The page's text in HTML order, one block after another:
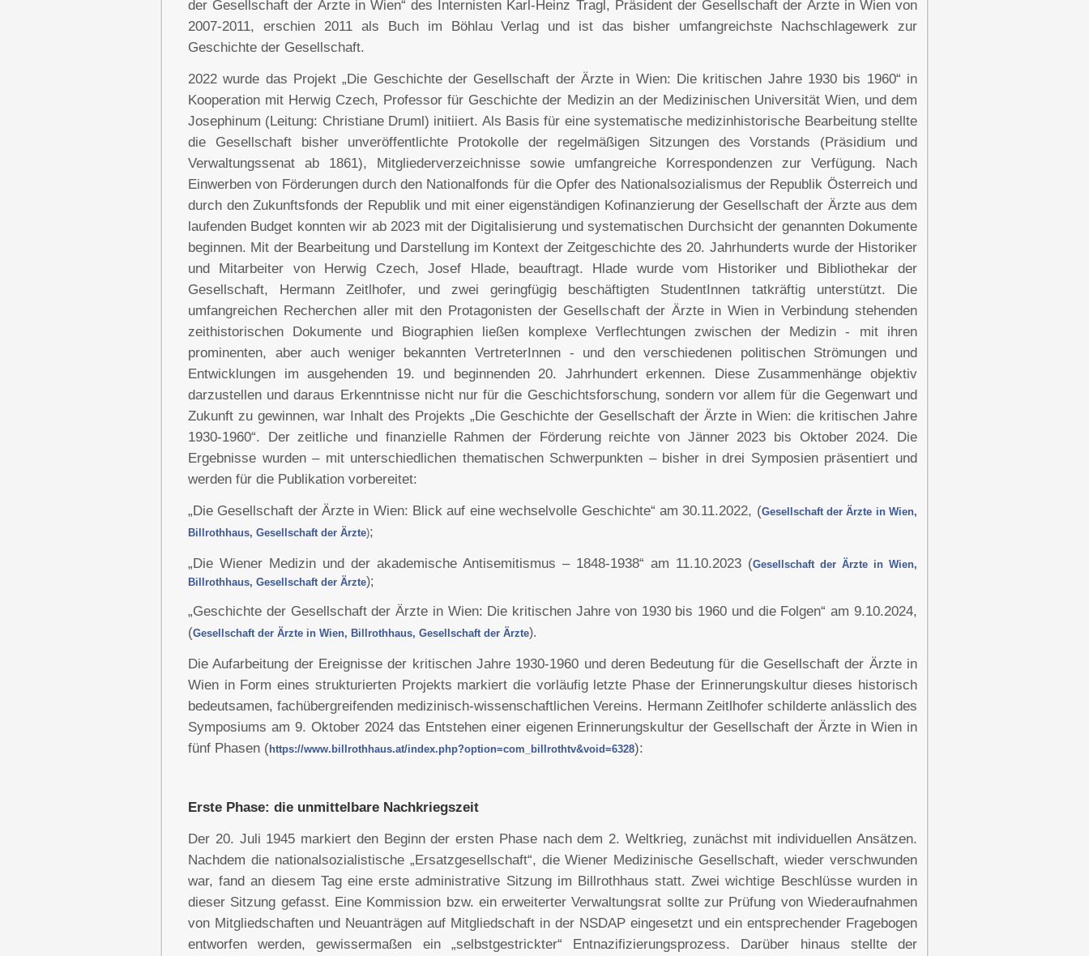
der Gesellschaft der Ärzte in Wien“ des Internisten Karl-Heinz Tragl, Präsident der Gesellschaft der Ärzte in Wien von
2007-2011, erschien 2011 als Buch im Böhlau Verlag und ist das bisher umfangreichste Nachschlagewerk zur
Geschichte der Gesellschaft.
2022 wurde das Projekt „Die Geschichte der Gesellschaft der Ärzte in Wien: Die kritischen Jahre 1930 bis 1960“ in
Kooperation mit Herwig Czech, Professor für Geschichte der Medizin an der Medizinischen Universität Wien, und dem
Josephinum (Leitung: Christiane Druml) initiiert. Als Basis für eine systematische medizinhistorische Bearbeitung stellte
die Gesellschaft bisher unveröffentlichte Protokolle der regelmäßigen Sitzungen des Vorstands (Präsidium und
Verwaltungssenat ab 1861), Mitgliederverzeichnisse sowie umfangreiche Korrespondenzen zur Verfügung. Nach
Einwerben von Förderungen durch den Nationalfonds für die Opfer des Nationalsozialismus der Republik Österreich und
durch den Zukunftsfonds der Republik und mit einer eigenständigen Kofinanzierung der Gesellschaft der Ärzte aus dem
laufenden Budget konnten wir ab 2023 mit der Digitalisierung und systematischen Durchsicht der genannten Dokumente
beginnen. Mit der Bearbeitung und Darstellung im Kontext der Zeitgeschichte des 20. Jahrhunderts wurde der Historiker
und Mitarbeiter von Herwig Czech, Josef Hlade, beauftragt. Hlade wurde vom Historiker und Bibliothekar der
Gesellschaft, Hermann Zeitlhofer, und zwei geringfügig beschäftigten StudentInnen tatkräftig unterstützt. Die
umfangreichen Recherchen aller mit den Protagonisten der Gesellschaft der Ärzte in Wien in Verbindung stehenden
zeithistorischen Dokumente und Biographien ließen komplexe Verflechtungen zwischen der Medizin - mit ihren
prominenten, aber auch weniger bekannten VertreterInnen - und den verschiedenen politischen Strömungen und
Entwicklungen im ausgehenden 19. und beginnenden 20. Jahrhundert erkennen. Diese Zusammenhänge objektiv
darzustellen und daraus Erkenntnisse nicht nur für die Geschichtsforschung, sondern vor allem für die Gegenwart und
Zukunft zu gewinnen, war Inhalt des Projekts „Die Geschichte der Gesellschaft der Ärzte in Wien: die kritischen Jahre
1930-1960“. Der zeitliche und finanzielle Rahmen der Förderung reichte von Jänner 2023 bis Oktober 2024. Die
Ergebnisse wurden – mit unterschiedlichen thematischen Schwerpunkten – bisher in drei Symposien präsentiert und
werden für die Publikation vorbereitet:
„Die Gesellschaft der Ärzte in Wien: Blick auf eine wechselvolle Geschichte“ am 30.11.2022, (Gesellschaft der Ärzte in Wien,
Billrothhaus, Gesellschaft der Ärzte);
„Die Wiener Medizin und der akademische Antisemitismus – 1848-1938“ am 11.10.2023 (Gesellschaft der Ärzte in Wien,
Billrothhaus, Gesellschaft der Ärzte);
„Geschichte der Gesellschaft der Ärzte in Wien: Die kritischen Jahre von 1930 bis 1960 und die Folgen“ am 9.10.2024,
(Gesellschaft der Ärzte in Wien, Billrothhaus, Gesellschaft der Ärzte).
Die Aufarbeitung der Ereignisse der kritischen Jahre 1930-1960 und deren Bedeutung für die Gesellschaft der Ärzte in
Wien in Form eines strukturierten Projekts markiert die vorläufig letzte Phase der Erinnerungskultur dieses historisch
bedeutsamen, fachübergreifenden medizinisch-wissenschaftlichen Vereins. Hermann Zeitlhofer schilderte anlässlich des
Symposiums am 9. Oktober 2024 das Entstehen einer eigenen Erinnerungskultur der Gesellschaft der Ärzte in Wien in
fünf Phasen (https://www.billrothhaus.at/index.php?option=com_billrothtv&void=6328):
Erste Phase: die unmittelbare Nachkriegszeit
Der 20. Juli 1945 markiert den Beginn der ersten Phase nach dem 2. Weltkrieg, zunächst mit individuellen Ansätzen.
Nachdem die nationalsozialistische „Ersatzgesellschaft“, die Wiener Medizinische Gesellschaft, wieder verschwunden
war, fand an diesem Tag eine erste administrative Sitzung im Billrothhaus statt. Zwei wichtige Beschlüsse wurden in
dieser Sitzung gefasst. Eine Kommission bzw. ein erweiterter Verwaltungsrat sollte zur Prüfung von Wiederaufnahmen
von Mitgliedschaften und Neuanträgen auf Mitgliedschaft in der NSDAP eingesetzt und ein entsprechender Fragebogen
entworfen werden, gewissermaßen ein „selbstgestrickter“ Entnazifizierungsprozess. Darüber hinaus stellte der